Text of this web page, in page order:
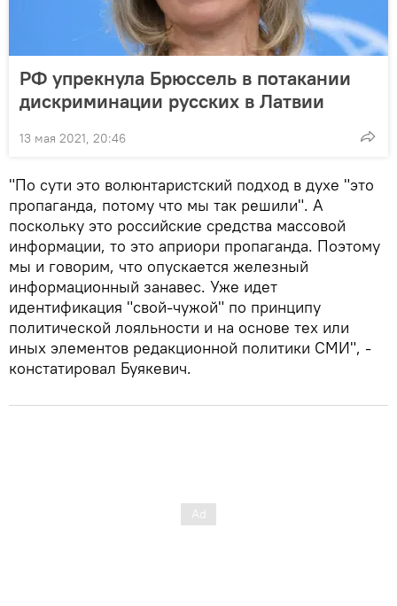
РФ упрекнула Брюссель в потакании
дискриминации русских в Латвии
13 мая 2021, 20:46
"По сути это волюнтаристский подход в духе "это
пропаганда, потому что мы так решили". А
поскольку это российские средства массовой
информации, то это априори пропаганда. Поэтому
мы и говорим, что опускается железный
информационный занавес. Уже идет
идентификация "свой-чужой" по принципу
политической лояльности и на основе тех или
иных элементов редакционной политики СМИ", -
констатировал Буякевич.